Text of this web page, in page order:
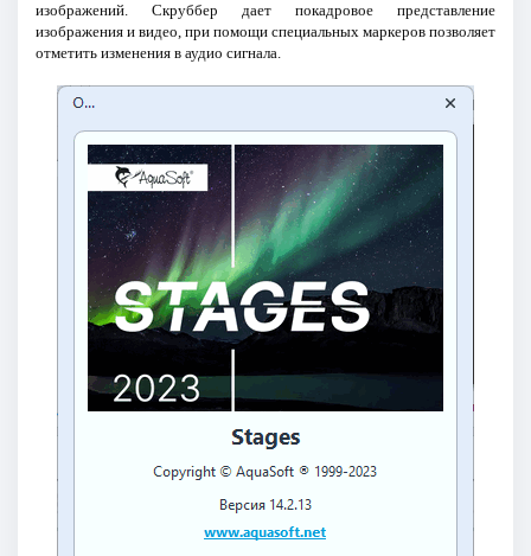
изображений. Скруббер дает покадровое представление
изображения и видео, при помощи специальных маркеров позволяет
отметить изменения в аудио сигнала.